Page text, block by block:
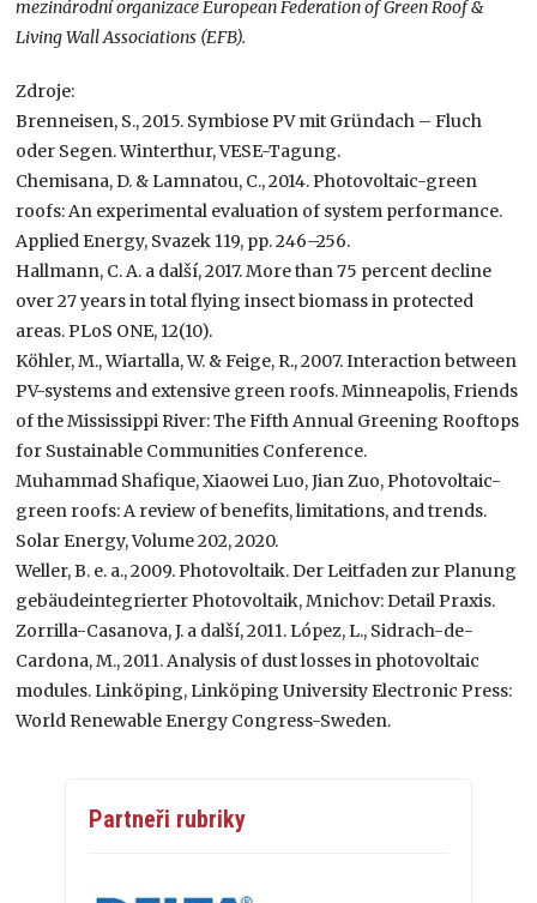
mezinárodní organizace European Federation of GreenRoof &
Living Wall Associations (EFB).
Zdroje:
Brenneisen, S., 2015. Symbiose PV mit Gründach – Fluch
oder Segen. Winterthur, VESE-Tagung.
Chemisana, D. & Lamnatou, C., 2014. Photovoltaic-green
roofs: An experimental evaluation of system performance.
Applied Energy, Svazek 119, pp. 246–256.
Hallmann, C. A. a další, 2017. More than 75 percent decline
over 27 years in total flying insect biomass in protected
areas. PLoS ONE, 12(10).
Köhler, M., Wiartalla, W. & Feige, R., 2007. Interaction between
PV-systems and extensive green roofs. Minneapolis, Friends
of the Mississippi River: The Fifth Annual Greening Rooftops
for Sustainable Communities Conference.
Muhammad Shafique, Xiaowei Luo, Jian Zuo, Photovoltaic-
green roofs: A review of benefits, limitations, and trends.
Solar Energy, Volume 202, 2020.
Weller, B. e. a., 2009. Photovoltaik. Der Leitfaden zur Planung
gebäudeintegrierter Photovoltaik, Mnichov: Detail Praxis.
Zorrilla-Casanova, J. a další, 2011. López, L., Sidrach-de-
Cardona, M., 2011. Analysis of dust losses in photovoltaic
modules. Linköping, Linköping University Electronic Press:
World Renewable Energy Congress-Sweden.
Partneři rubriky